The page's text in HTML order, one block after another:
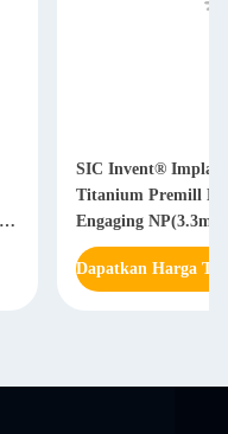
SIC Invent®
Titanium Premill
Engaging
Dapatkan Harga